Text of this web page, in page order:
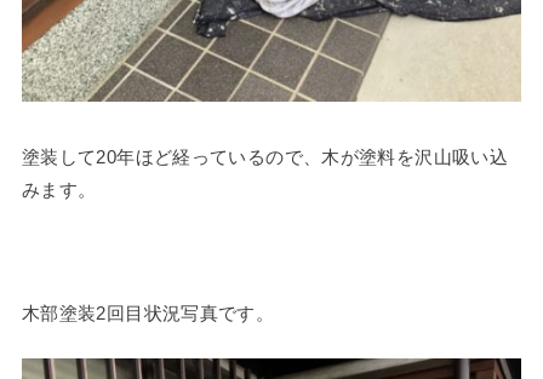
塗装して20年ほど経っているので、木が塗料を沢山吸い込
みます。
木部塗装2回目状況写真です。